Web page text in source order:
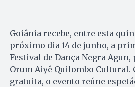
Goiânia recebe, entre esta
próximo dia 14 de junho, a
Festival de Dança Negra
Orum Aiyê Quilombo Cultural.
gratuita, o evento reúne